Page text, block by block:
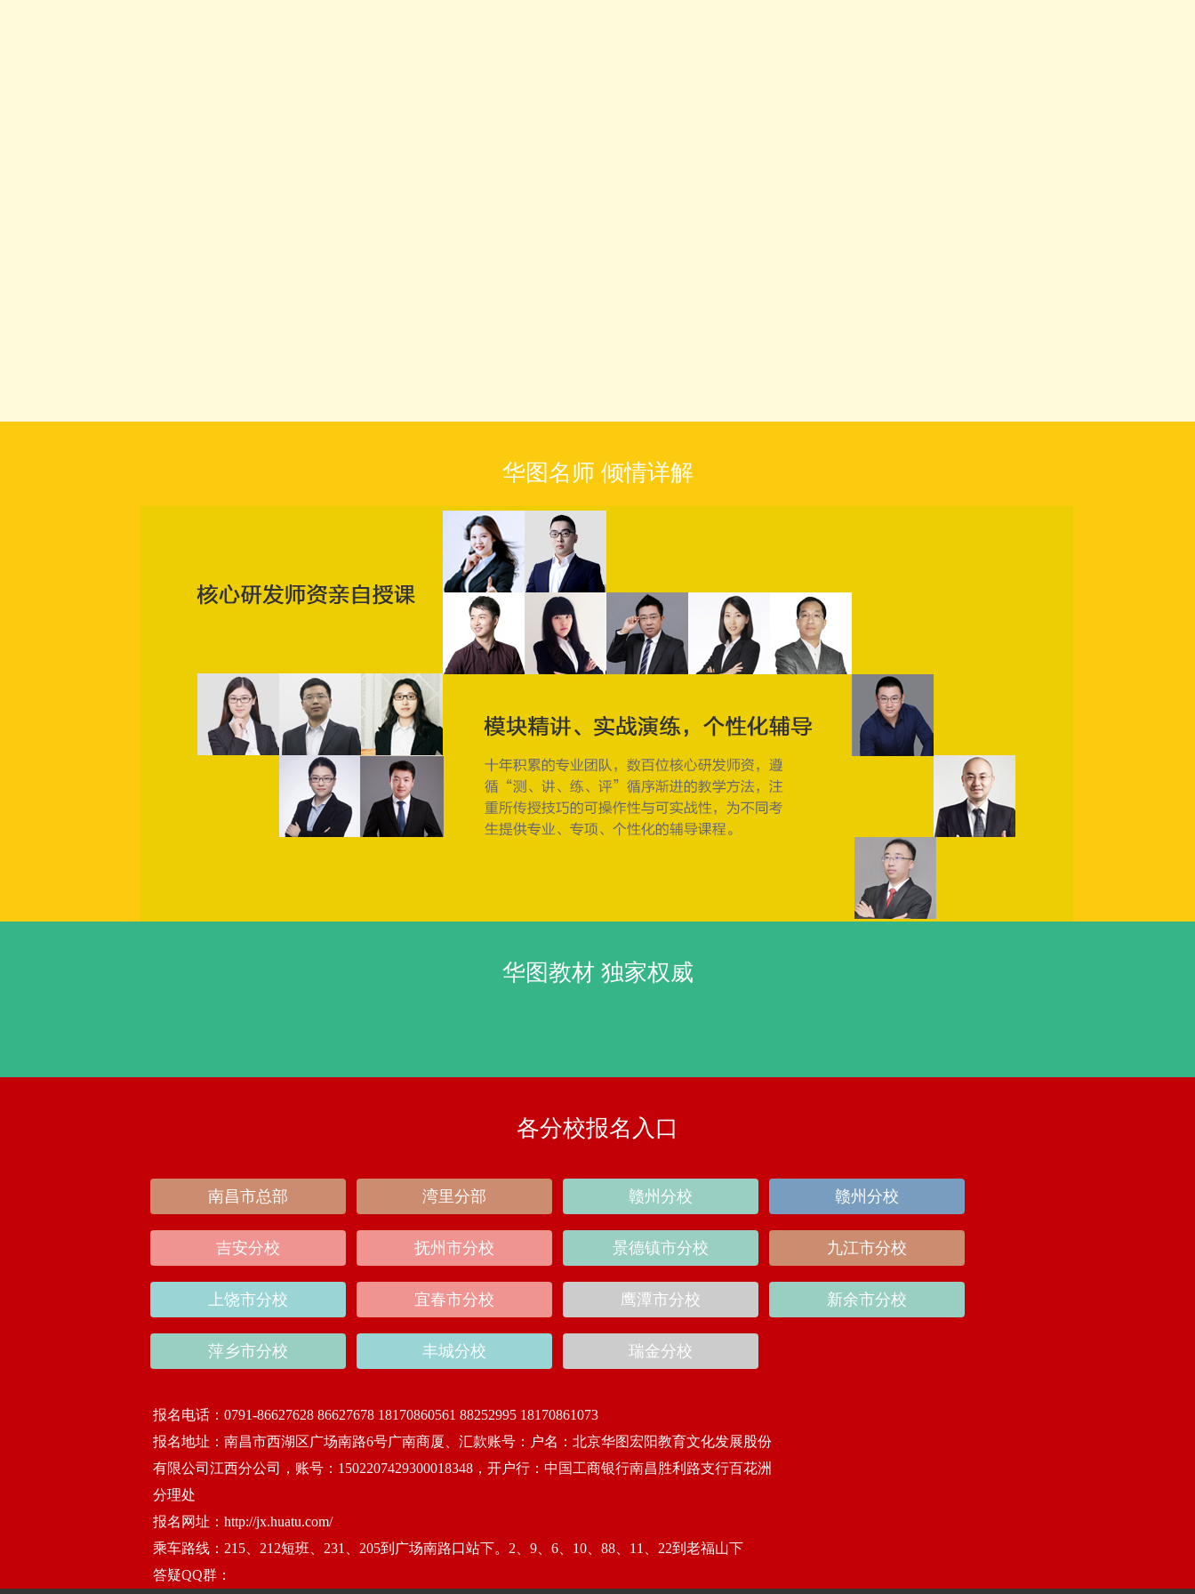
华图名师 倾情详解
华图教材 独家权威
各分校报名入口
南昌市总部 湾里分部 赣州分校 赣州分校
吉安分校 抚州市分校 景德镇市分校 九江市分校
上饶市分校 宜春市分校 鹰潭市分校 新余市分校
萍乡市分校 丰城分校 瑞金分校
报名电话： 0791-86627628 86627678 18170860561 88252995 18170861073
报名地址： 南昌市西湖区广场南路6号广南商厦、汇款账号：户名：北京华图宏阳教育文化发展股份
有限公司江西分公司，账号：1502207429300018348，开户行：中国工商银行南昌胜利路支行百花洲
分理处
报名网址： http://jx.huatu.com/
乘车路线： 215、212短班、231、205到广场南路口站下。2、9、6、10、88、11、22到老福山下
答疑QQ群：